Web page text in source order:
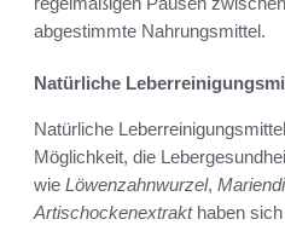
abgestimmte Nahrungsmittel.
Natürliche
Natürliche
Möglichkeit, die
wie Löwenzahnwurzel,
Artischockenextrakthaben sich